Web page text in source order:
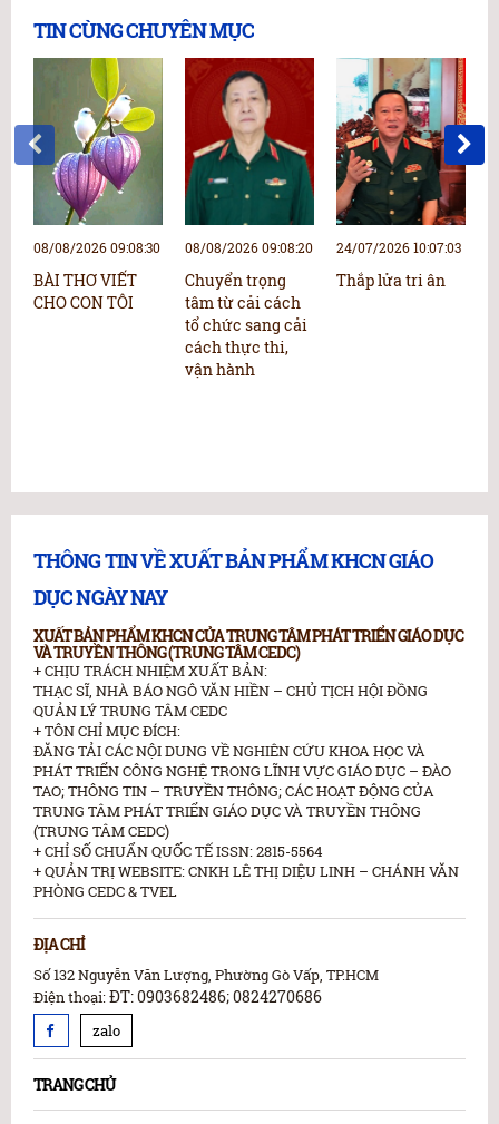
TIN CÙNG CHUYÊN MỤC
08/08/2026 09:08:30
BÀI THƠ VIẾT
CHO CON TÔI
08/08/2026 09:08:20
Chuyển trọng
tâm từ cải cách
tổ chức sang cải
cách thực thi,
vận hành
24/07/2026 10:07:03
Thắp lửa tri ân
THÔNG TIN VỀ XUẤT BẢN PHẨM KHCN GIÁO
DỤC NGÀY NAY
XUẤT BẢN PHẨM KHCN CỦA TRUNG TÂM PHÁT TRIỂN GIÁO DỤC
VÀ TRUYỀN THÔNG (TRUNG TÂM CEDC)
+ CHỊU TRÁCH NHIỆM XUẤT BẢN:
THẠC SĨ, NHÀ BÁO NGÔ VĂN HIỀN – CHỦ TỊCH HỘI ĐỒNG
QUẢN LÝ TRUNG TÂM CEDC
+ TÔN CHỈ MỤC ĐÍCH:
ĐĂNG TẢI CÁC NỘI DUNG VỀ NGHIÊN CỨU KHOA HỌC VÀ
PHÁT TRIỂN CÔNG NGHỆ TRONG LĨNH VỰC GIÁO DỤC – ĐÀO
TAO; THÔNG TIN – TRUYỀN THÔNG; CÁC HOẠT ĐỘNG CỦA
TRUNG TÂM PHÁT TRIỂN GIÁO DỤC VÀ TRUYỀN THÔNG
(TRUNG TÂM CEDC)
+ CHỈ SỐ CHUẨN QUỐC TẾ ISSN: 2815-5564
+ QUẢN TRỊ WEBSITE: CNKH LÊ THỊ DIỆU LINH – CHÁNH VĂN
PHÒNG CEDC & TVEL
ĐỊA CHỈ
Số 132 Nguyễn Văn Lượng, Phường Gò Vấp, TP.HCM
Điện thoại:ĐT: 0903682486; 0824270686
zalo
TRANG CHỦ